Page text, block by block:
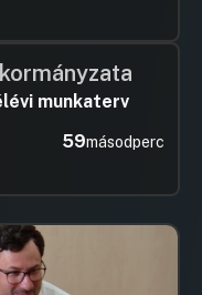
munkaterv
59másodperc